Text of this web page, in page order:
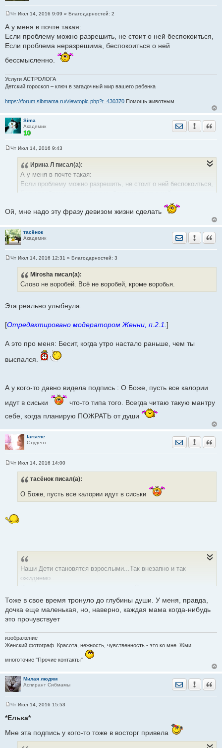
о
б
е
и
Чт Июл 14, 2016 9:09 » Благодарностей: 2
А у меня в почте такая:
Если проблему можно разрешить, не стоит о ней беспокоиться,
Если проблема неразрешима, беспокоиться о ней
бессмысленно.
Услуги АСТРОЛОГА
Детский гороскоп – ключ в загадочный мир вашего ребенка
https://forum.sibmama.ru/viewtopic.php?t=430370 Помощь животным
Sima
Академик
Отправить
Чт Июл 14, 2016 9:43
Ирина Л писал(а):
А у меня в почте такая:
Если проблему можно разрешить, не стоит о ней беспокоиться,
бессмысленно.
Ой, мне надо эту фразу девизом жизни сделать
тасёнок
Академик
Отправить
и
Чт Июл 14, 2016 12:31 » Благодарностей: 3
Mirosha писал(а):
Слово не воробей. Всё не воробей, кроме воробья.
Эта реально улыбнула.
[Отредактировано модератором Женни, п.2.1. ]
А это про меня: Бесит, когда утро настало раньше, чем ты
выспался.
А у кого-то давно видела подпись : О Боже, пусть все калории
идут в сиськи
что-то типа того. Всегда читаю такую мантру
себе, когда планирую ПОЖРАТЬ от души
larsene
Студент
Отправить
е
Чт Июл 14, 2016 14:00
тасёнок писал(а):
О Боже, пусть все калории идут в сиськи
Наши Дети становятся взрослыми...Так внезапно и так
ожидаемо...
Как Они взрослеют решительно... Не боясь ничего на свете...
Боже... Пусть Они будут счастливы...
Повзрослевшие наши Дети..
Тоже в свое время тронуло до глубины души. У меня, правда,
дочка еще маленькая, но, наверно, каждая мама когда-нибудь
это прочувствует
изображение
Женский фотограф. Красота, нежность, чувственность - это ко мне. Жми
многоточие "Прочие контакты"
Милая людям
Аспирант Сибмамы
Отправить
о
о
щ
Чт Июл 14, 2016 15:53
*Елька*
Мне эта подпись у кого-то тоже в восторг привела